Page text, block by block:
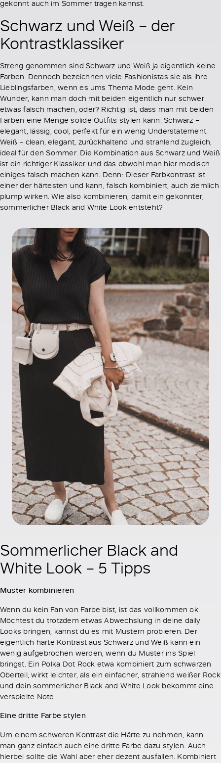
gekonnt auch im Sommer tragen kannst.
Schwarz und Weiß – der
Kontrastklassiker
Streng genommen sind Schwarz und Weiß ja eigentlich keine
Farben. Dennoch bezeichnen viele Fashionistas sie als ihre
Lieblingsfarben, wenn es ums Thema Mode geht. Kein
Wunder, kann man doch mit beiden eigentlich nur schwer
etwas falsch machen, oder? Richtig ist, dass man mit beiden
Farben eine Menge solide Outfits stylen kann. Schwarz –
elegant, lässig, cool, perfekt für ein wenig Understatement.
Weiß – clean, elegant, zurückhaltend und strahlend zugleich,
ideal für den Sommer. Die Kombination aus Schwarz und Weiß
ist ein richtiger Klassiker und das obwohl man hier modisch
einiges falsch machen kann. Denn: Dieser Farbkontrast ist
einer der härtesten und kann, falsch kombiniert, auch ziemlich
plump wirken. Wie also kombinieren, damit ein gekonnter,
sommerlicher Black and White Look entsteht?
Sommerlicher Black and
White Look – 5 Tipps
Muster kombinieren
Wenn du kein Fan von Farbe bist, ist das vollkommen ok.
Möchtest du trotzdem etwas Abwechslung in deine daily
Looks bringen, kannst du es mit Mustern probieren. Der
eigentlich harte Kontrast aus Schwarz und Weiß kann ein
wenig aufgebrochen werden, wenn du Muster ins Spiel
bringst. Ein Polka Dot Rock etwa kombiniert zum schwarzen
Oberteil, wirkt leichter, als ein einfacher, strahlend weißer Rock
und dein sommerlicher Black and White Look bekommt eine
verspielte Note.
Eine dritte Farbe stylen
Um einem schweren Kontrast die Härte zu nehmen, kann
man ganz einfach auch eine dritte Farbe dazu stylen. Auch
hierbei sollte die Wahl aber eher dezent ausfallen. Kombiniert